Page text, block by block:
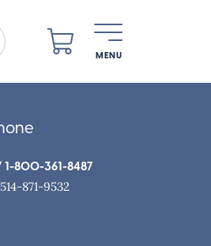
MENU
1-800-361-8487
871-9532